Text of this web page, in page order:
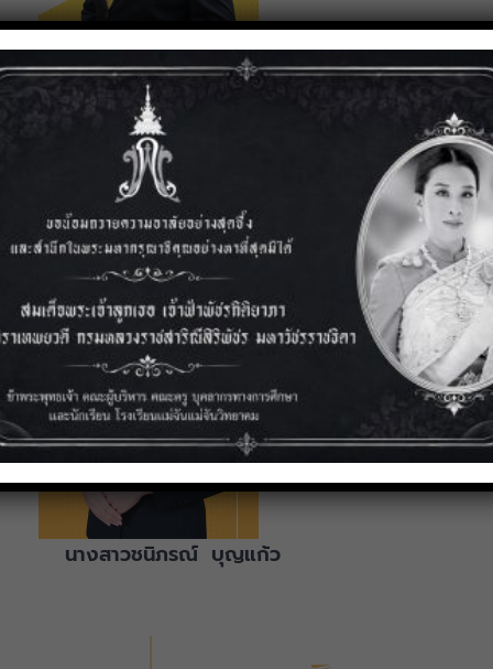
นางสาวนิศารัตน์ ฟองสมุทร
นางสาวชนิภรณ์ บุญแก้ว